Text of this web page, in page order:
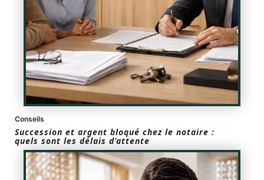
Conseils
Succession et argent bloqué chez le notaire :
quels sont les délais d’attente